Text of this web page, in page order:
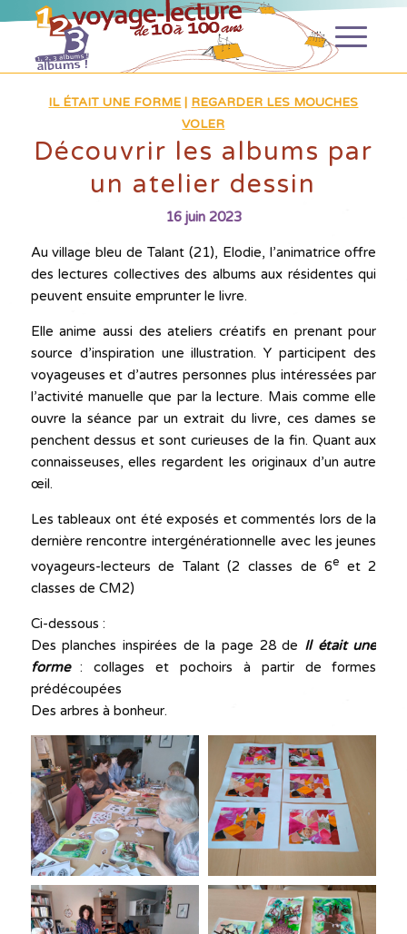
IL ÉTAIT UNE FORME
REGARDER LES MOUCHES
VOLER
Découvrir les albums par
un atelier dessin
16 juin 2023
Au village bleu de Talant (21), Elodie, l’animatrice offre
des lectures collectives des albums aux résidentes qui
peuvent ensuite emprunter le livre.
Elle anime aussi des ateliers créatifs en prenant pour
source d’inspiration une illustration. Y participent des
voyageuses et d’autres personnes plus intéressées par
l’activité manuelle que par la lecture. Mais comme elle
ouvre la séance par un extrait du livre, ces dames se
penchent dessus et sont curieuses de la fin. Quant aux
connaisseuses, elles regardent les originaux d’un autre
œil.
Les tableaux ont été exposés et commentés lors de la
dernière rencontre intergénérationnelle avec les jeunes
voyageurs-lecteurs de Talant (2 classes de 6e et 2
classes de CM2)
Ci-dessous :
Des planches inspirées de la page 28 de Il était une
forme: collages et pochoirs à partir de formes
prédécoupées
Des arbres à bonheur.